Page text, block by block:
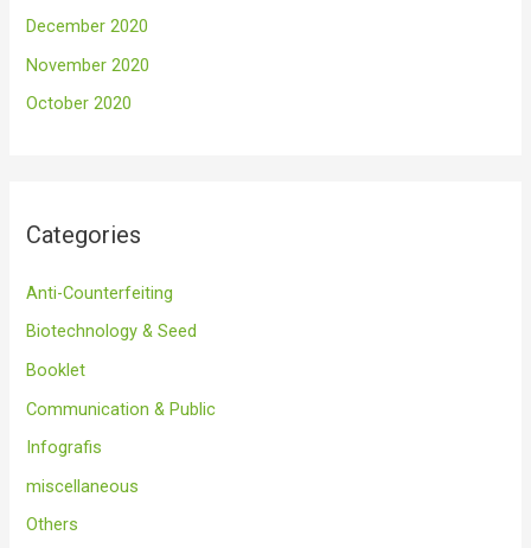
December 2020
November 2020
October 2020
Categories
Anti-Counterfeiting
Biotechnology & Seed
Booklet
Communication & Public
Infografis
miscellaneous
Others